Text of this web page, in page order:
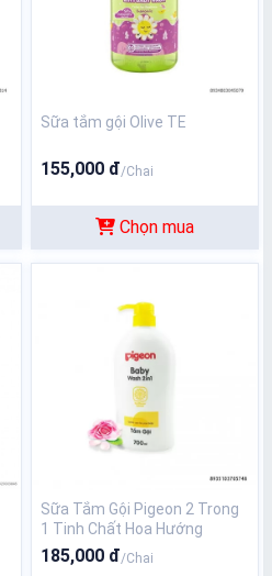
Sữa tắm gội Olive TE
155,000 đ/Chai
Chọn mua
Sữa Tắm Gội Pigeon 2 Trong
1 Tinh Chất Hoa Hướng
Dương Dành Cho Da Nhạy
Cảm 700ml
185,000 đ/Chai